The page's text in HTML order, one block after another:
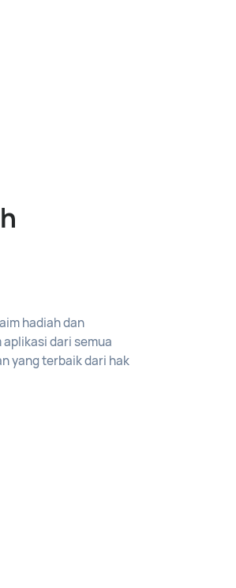
hadiah dan
dari semua
yang terbaik dari hak